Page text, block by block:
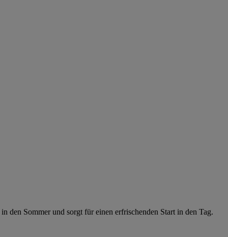
den Sommer und sorgt für einen erfrischenden Start in den Tag.